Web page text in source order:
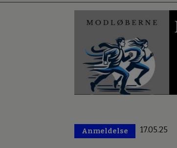
Anmeldelse 17.05.25